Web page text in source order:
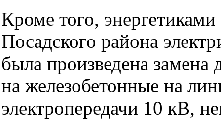
Кроме того,
Посадского района
была произведена замена
на железобетонные на
электропередачи 10 кВ,